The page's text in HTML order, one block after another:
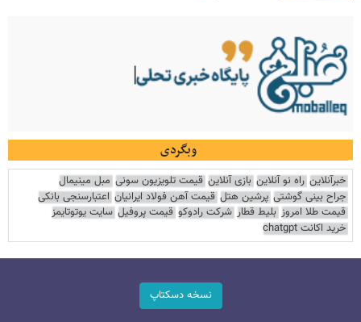
وبگردی
خبرآنلاین راه نو آنلاین بازی آنلاین قیمت تلویزیون سونی مبل مینیمال
جراح بینی گوشتی پرشین هتل قیمت آهن فولاد ایرانیان اعتبارسنجی بانکی
قیمت طلا امروز بلیط قطار شرکت رادوکو قیمت پروفیل سایت یوتوتایمز
خرید اکانت chatgpt
نسخه دسکتاپ